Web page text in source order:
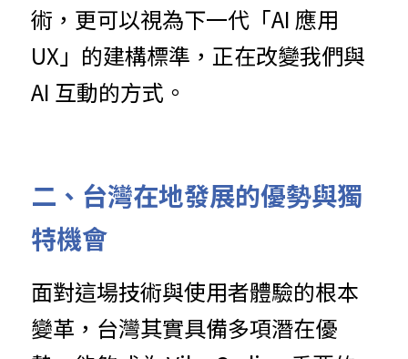
術，更可以視為下一代「AI 應用
UX」的建構標準，正在改變我們與
AI 互動的方式。
二、台灣在地發展的優勢與獨
特機會
面對這場技術與使用者體驗的根本
變革，台灣其實具備多項潛在優